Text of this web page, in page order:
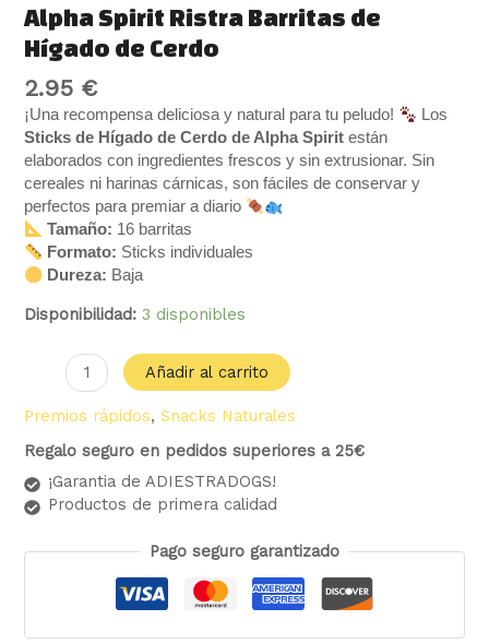
Alpha Spirit Ristra Barritas de
Hígado de Cerdo
2.95 €
¡Una recompensa deliciosa y natural para tu peludo!
Los
Sticks de Hígado de Cerdo de Alpha Spirit están
elaborados con ingredientes frescos y sin extrusionar. Sin
cereales ni harinas cárnicas, son fáciles de conservar y
perfectos para premiar a diario
Tamaño: 16 barritas
Formato: Sticks individuales
Dureza: Baja
Disponibilidad: 3 disponibles
Añadir al carrito
Premios rápidos,Snacks Naturales
Regalo seguro en pedidos superiores a 25€
¡Garantia de ADIESTRADOGS!
Productos de primera calidad
Pago seguro garantizado